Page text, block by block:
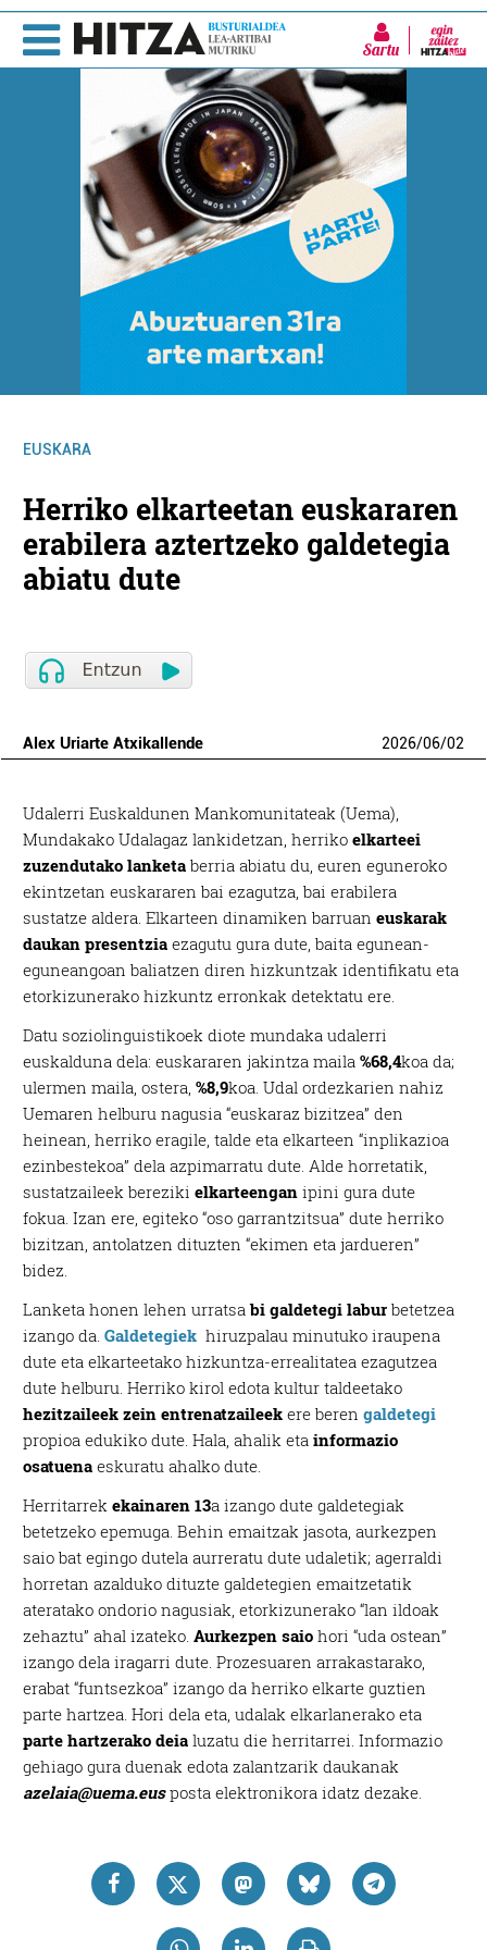
Sartu
EUSKARA
Herriko elkarteetan euskararen
erabilera aztertzeko galdetegia
abiatu dute
Alex Uriarte Atxikallende 2026/06/02
Udalerri Euskaldunen Mankomunitateak (Uema),
Mundakako Udalagaz lankidetzan, herrikoelkarteei
zuzendutako lanketa berria abiatu du, euren eguneroko
ekintzetan euskararen bai ezagutza, bai erabilera
sustatze aldera. Elkarteen dinamiken barruan euskarak
daukan presentzia ezagutu gura dute, baita egunean-
eguneangoan baliatzen diren hizkuntzak identifikatu eta
etorkizunerako hizkuntz erronkak detektatu ere.
Datu soziolinguistikoek diote mundaka udalerri
euskalduna dela: euskararen jakintza maila%68,4koa da;
ulermen maila, ostera,%8,9koa. Udal ordezkarien nahiz
Uemaren helburu nagusia “euskaraz bizitzea” den
heinean, herriko eragile, talde eta elkarteen “inplikazioa
ezinbestekoa” dela azpimarratu dute. Alde horretatik,
sustatzaileek berezikielkarteengan ipini gura dute
fokua. Izan ere, egiteko “oso garrantzitsua” dute herriko
bizitzan, antolatzen dituzten “ekimen eta jardueren”
bidez.
Lanketa honen lehen urratsabi galdetegi labur betetzea
izango da.Galdetegiek hiruzpalau minutuko iraupena
dute eta elkarteetako hizkuntza-errealitatea ezagutzea
dute helburu. Herriko kirol edota kultur taldeetako
hezitzaileek zein entrenatzaileek ere berengaldetegi
propioa edukiko dute. Hala, ahalik etainformazio
osatuena eskuratu ahalko dute.
Herritarrekekainaren 13a izango dute galdetegiak
betetzeko epemuga. Behin emaitzak jasota, aurkezpen
saio bat egingo dutela aurreratu dute udaletik; agerraldi
horretan azalduko dituzte galdetegien emaitzetatik
ateratako ondorio nagusiak, etorkizunerako “lan ildoak
zehaztu” ahal izateko.Aurkezpen saio hori “uda ostean”
izango dela iragarri dute. Prozesuaren arrakastarako,
erabat “funtsezkoa” izango da herriko elkarte guztien
parte hartzea. Hori dela eta, udalak elkarlanerako eta
parte hartzerako deia luzatu die herritarrei. Informazio
gehiago gura duenak edota zalantzarik daukanak
azelaia@uema.eusposta elektronikora idatz dezake.